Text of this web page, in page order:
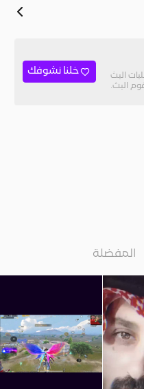
البث
البث.
خلنا نشوفك
المفضلة